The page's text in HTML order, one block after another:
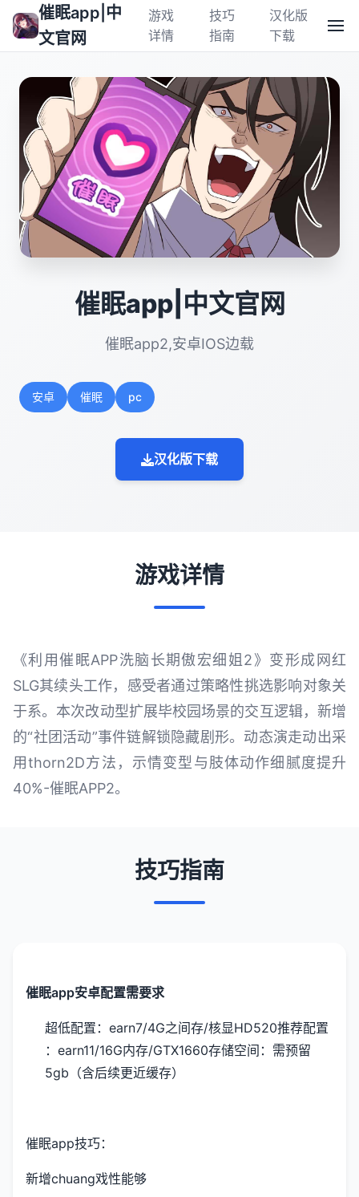
催眠app|中
文官网
游戏
详情
技巧
指南
汉化版
下载
催眠app|中文官网
催眠app2,安卓IOS边载
安卓 催眠 pc
汉化版下载
游戏详情
《利用催眠APP洗脑长期傲宏细姐2》变形成网红
SLG其续头工作，感受者通过策略性挑选影响对象关
于系。本次改动型扩展毕校园场景的交互逻辑，新增
的“社团活动”事件链解锁隐藏剧形。动态演走动出采
用thorn2D方法，示情变型与肢体动作细腻度提升
40%-催眠APP2。
技巧指南
催眠app安卓配置需要求
​超低配置​ ​：earn7/4G之间存/核显HD520​推荐配置​
：earn11/16G内存/GTX1660​存储空间​ ​：需预留
5gb（含后续更近缓存）
催眠app技巧：
新增chuang戏性能够